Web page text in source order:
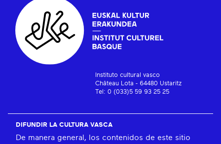
Instituto cultural vasco
Château Lota - 64480 Ustaritz
Tel: 0 (033)5 59 93 25 25
DIFUNDIR LA CULTURA VASCA
De manera general, los contenidos de este sitio